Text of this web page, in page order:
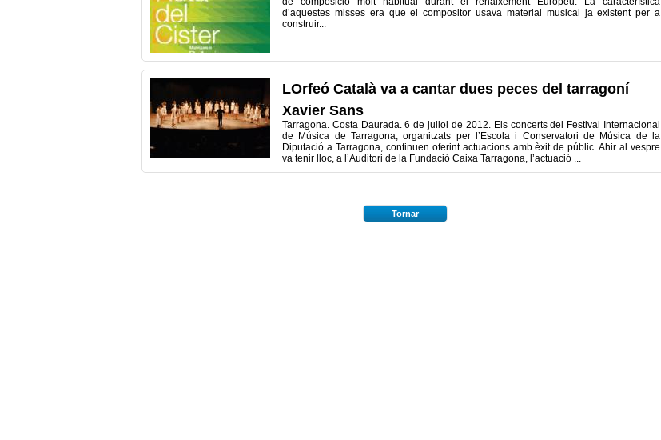
d’aquestes misses era que el compositor usava material musical ja existent per a
construir...
LOrfeó Català va a cantar dues peces del tarragoní
Xavier Sans
Tarragona. Costa Daurada. 6 de juliol de 2012. Els concerts del Festival Internacional
de Música de Tarragona, organitzats per l’Escola i Conservatori de Música de la
Diputació a Tarragona, continuen oferint actuacions amb èxit de públic. Ahir al vespre
va tenir lloc, a l’Auditori de la Fundació Caixa Tarragona, l’actuació ...
Tornar